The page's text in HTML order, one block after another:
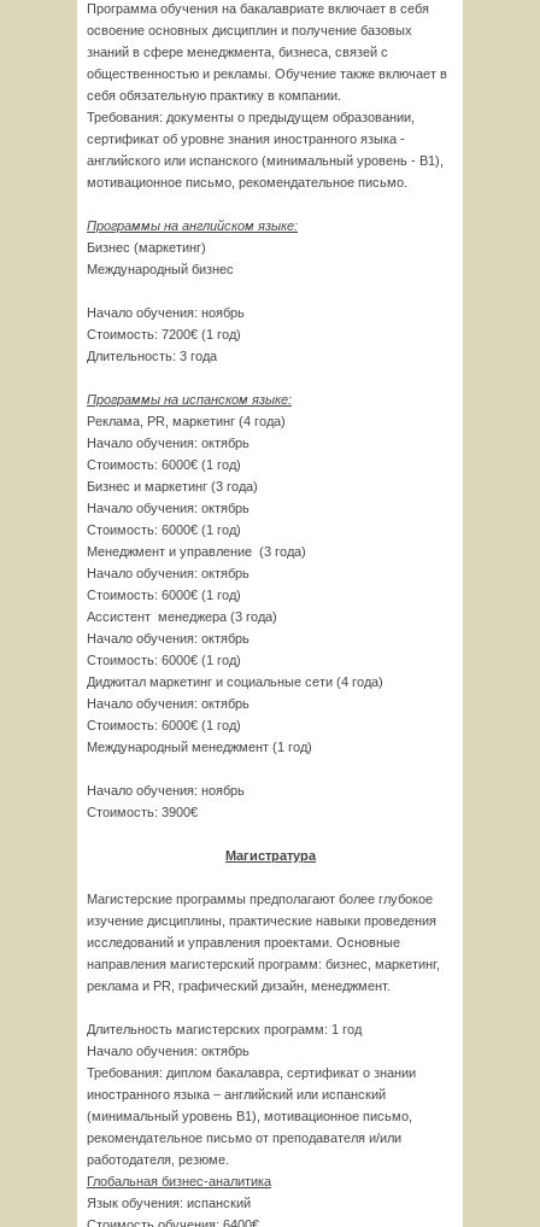
Программа обучения на бакалавриате включает в себя
освоение основных дисциплин и получение базовых
знаний в сфере менеджмента, бизнеса, связей с
общественностью и рекламы. Обучение также включает в
себя обязательную практику в компании.
Требования: документы о предыдущем образовании,
сертификат об уровне знания иностранного языка -
английского или испанского (минимальный уровень - B1),
мотивационное письмо, рекомендательное письмо.
Программы на английском языке:
Бизнес (маркетинг)
Международный бизнес
Начало обучения: ноябрь
Стоимость: 7200€ (1 год)
Длительность: 3 года
Программы на испанском языке:
Реклама, PR, маркетинг (4 года)
Начало обучения: октябрь
Стоимость: 6000€ (1 год)
Бизнес и маркетинг (3 года)
Начало обучения: октябрь
Стоимость: 6000€ (1 год)
Менеджмент и управление (3 года)
Начало обучения: октябрь
Стоимость: 6000€ (1 год)
Ассистент менеджера (3 года)
Начало обучения: октябрь
Стоимость: 6000€ (1 год)
Диджитал маркетинг и социальные сети (4 года)
Начало обучения: октябрь
Стоимость: 6000€ (1 год)
Международный менеджмент (1 год)
Начало обучения: ноябрь
Стоимость: 3900€
Магистратура
Магистерские программы предполагают более глубокое
изучение дисциплины, практические навыки проведения
исследований и управления проектами. Основные
направления магистерский программ: бизнес, маркетинг,
реклама и PR, графический дизайн, менеджмент.
Длительность магистерских программ: 1 год
Начало обучения: октябрь
Требования: диплом бакалавра, сертификат о знании
иностранного языка – английский или испанский
(минимальный уровень B1), мотивационное письмо,
рекомендательное письмо от преподавателя и/или
работодателя, резюме.
Глобальная бизнес-аналитика
Язык обучения: испанский